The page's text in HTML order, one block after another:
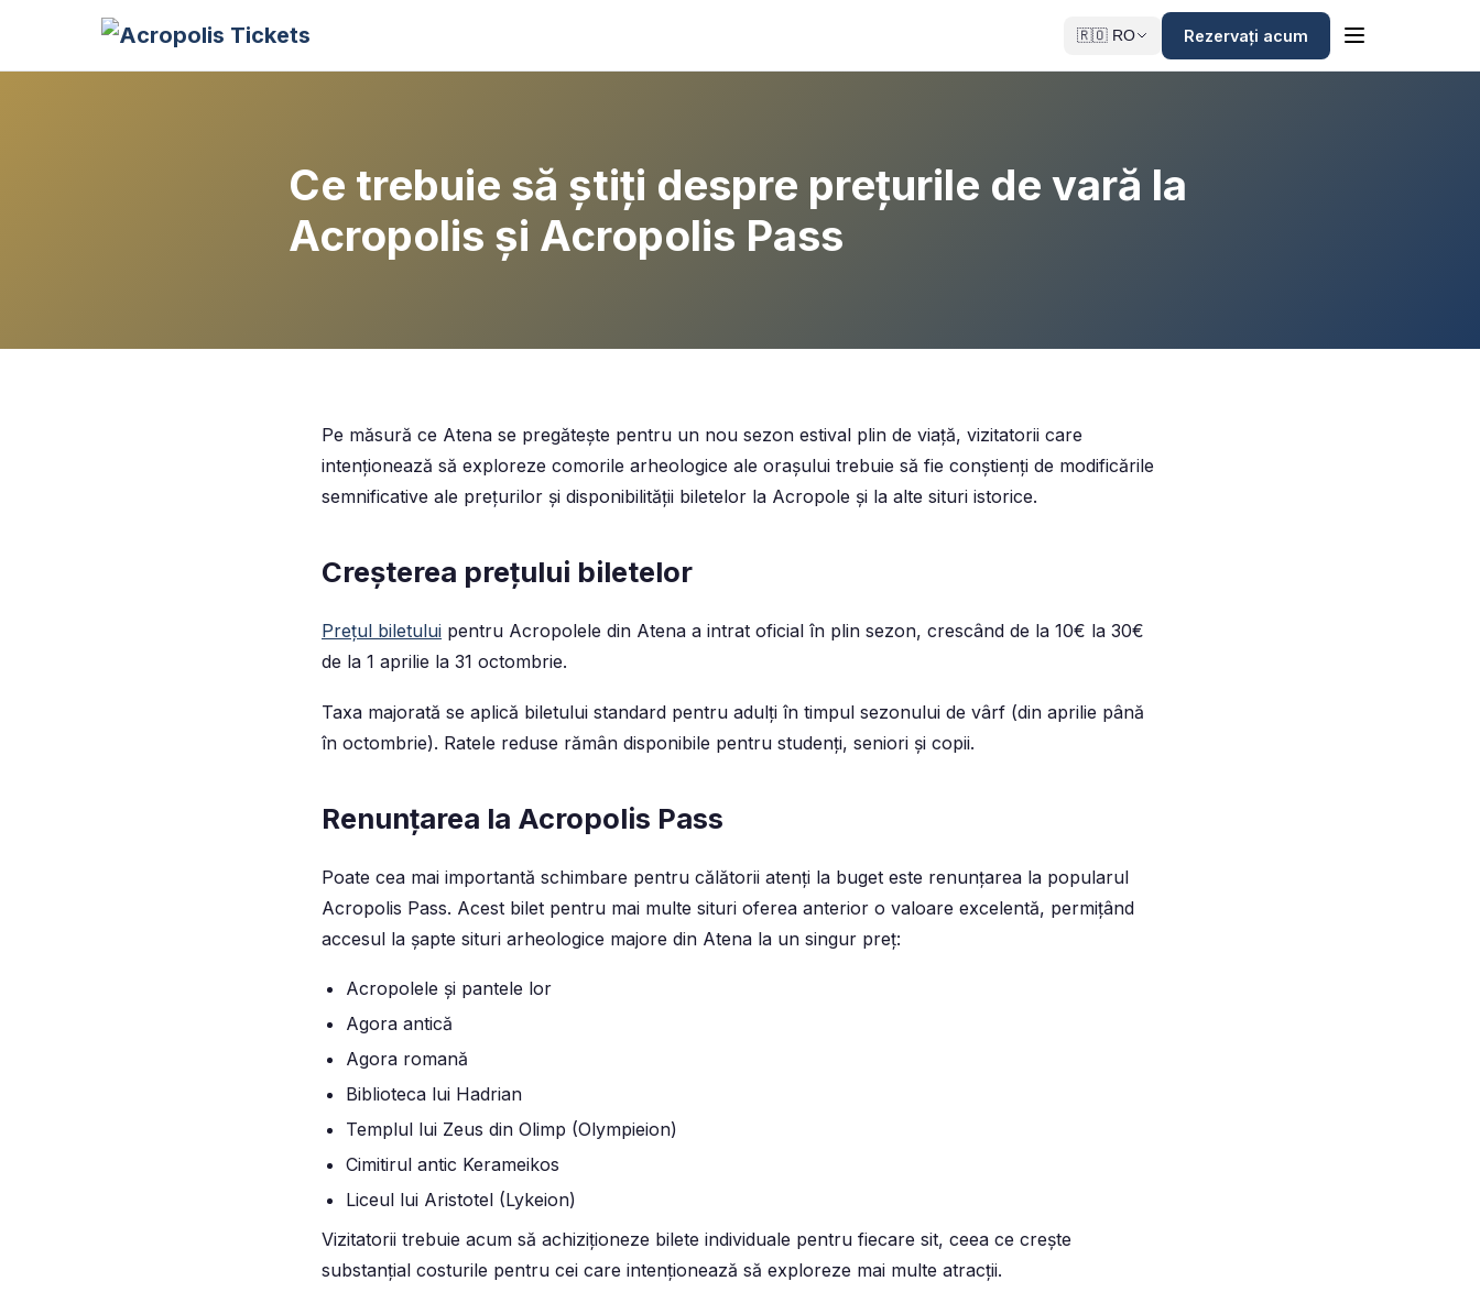
🇷🇴 RO Rezervați acum
Ce trebuie să știți despre prețurile de vară la
Acropolis și Acropolis Pass
Pe măsură ce Atena se pregătește pentru un nou sezon estival plin de viață, vizitatorii care
intenționează să exploreze comorile arheologice ale orașului trebuie să fie conștienți de modificările
semnificative ale prețurilor și disponibilității biletelor la Acropole și la alte situri istorice.
Creșterea prețului biletelor
Prețul biletului pentru Acropolele din Atena a intrat oficial în plin sezon, crescând de la 10€ la 30€
de la 1 aprilie la 31 octombrie.
Taxa majorată se aplică biletului standard pentru adulți în timpul sezonului de vârf (din aprilie până
în octombrie). Ratele reduse rămân disponibile pentru studenți, seniori și copii.
Renunțarea la Acropolis Pass
Poate cea mai importantă schimbare pentru călătorii atenți la buget este renunțarea la popularul
Acropolis Pass. Acest bilet pentru mai multe situri oferea anterior o valoare excelentă, permițând
accesul la șapte situri arheologice majore din Atena la un singur preț:
Acropolele și pantele lor
Agora antică
Agora romană
Biblioteca lui Hadrian
Templul lui Zeus din Olimp (Olympieion)
Cimitirul antic Kerameikos
Liceul lui Aristotel (Lykeion)
Vizitatorii trebuie acum să achiziționeze bilete individuale pentru fiecare sit, ceea ce crește
substanțial costurile pentru cei care intenționează să exploreze mai multe atracții.